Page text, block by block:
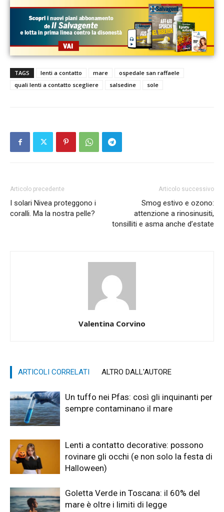
TAGS lenti a contatto mare
ospedale san raffaele
quali lenti a contatto scegliere
salsedine sole
Articolo precedente
I solari Nivea proteggono i
coralli. Ma la nostra pelle?
Articolo successivo
Smog estivo e ozono:
attenzione a rinosinusiti,
tonsilliti e asma anche d’estate
Valentina Corvino
ARTICOLI CORRELATI ALTRO DALL'AUTORE
Un tuffo nei Pfas: così gli inquinanti per
sempre contaminano il mare
Lenti a contatto decorative: possono
rovinare gli occhi (e non solo la festa di
Halloween)
Goletta Verde in Toscana: il 60% del
mare è oltre i limiti di legge